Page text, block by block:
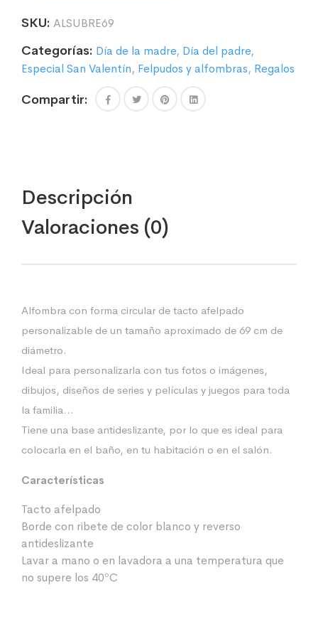
cantidad
SKU: ALSUBRE69
Categorías: Día de la madre, Día del padre,
Especial San Valentín, Felpudos y alfombras, Regalos
Compartir:
Descripción
Valoraciones (0)
Alfombra con forma circular de tacto afelpado
personalizable de un tamaño aproximado de 69 cm de
diámetro.
Ideal para personalizarla con tus fotos o imágenes,
dibujos, diseños de series y películas y juegos para toda
la familia…
Tiene una base antideslizante, por lo que es ideal para
colocarla en el baño, en tu habitación o en el salón.
Características
Tacto afelpado
Borde con ribete de color blanco y reverso
antideslizante
Lavar a mano o en lavadora a una temperatura que
no supere los 40ºC